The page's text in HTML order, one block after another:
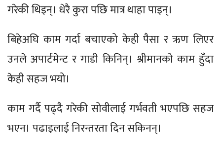
गरेकी थिइन्। धेरै कुरा पछि मात्र थाहा पाइन्।
बिहेअघि काम गर्दा बचाएको केही पैसा र ऋण लिएर
उनले अपार्टमेन्ट र गाडी किनिन्। श्रीमानको काम हुँदा
केही सहज भयो।
काम गर्दै पढ्दै गरेकी सोवीलाई गर्भवती भएपछि सहज
भएन। पढाइलाई निरन्तरता दिन सकिनन्।